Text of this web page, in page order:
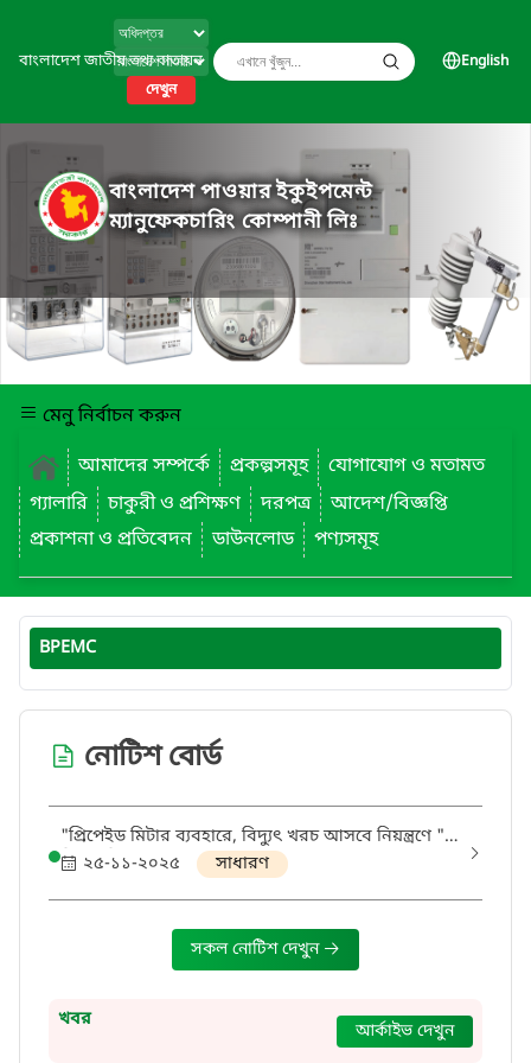
বাংলাদেশ জাতীয় তথ্য বাতায়ন
দেখুন
English
বাংলাদেশ পাওয়ার ইকুইপমেন্ট
ম্যানুফেকচারিং কোম্পানী লিঃ
মেনু নির্বাচন করুন
আমাদের সম্পর্কে
প্রকল্পসমূহ
যোগাযোগ ও মতামত
গ্যালারি
চাকুরী ও প্রশিক্ষণ দরপত্র
আদেশ/বিজ্ঞপ্তি
প্রকাশনা ও প্রতিবেদন
ডাউনলোড পণ্যসমূহ
BPEMC
নোটিশ বোর্ড
"প্রিপেইড মিটার ব্যবহারে, বিদ্যুৎ খরচ আসবে নিয়ন্ত্রণে "
বিদ্যুৎ বিভাগ।
২৫-১১-২০২৫ সাধারণ
সকল নোটিশ দেখুন
খবর আর্কাইভ দেখুন